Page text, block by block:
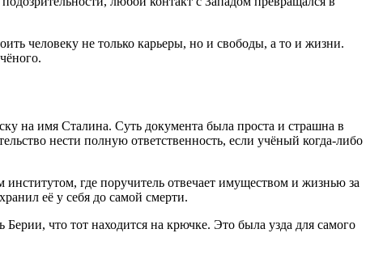
человеку не только карьеры, но и свободы, а то и жизни.
на имя Сталина. Суть документа была проста и страшна в
нести полную ответственность, если учёный когда-либо
где поручитель отвечает имуществом и жизнью за
её у себя до самой смерти.
что тот находится на крючке. Это была узда для самого